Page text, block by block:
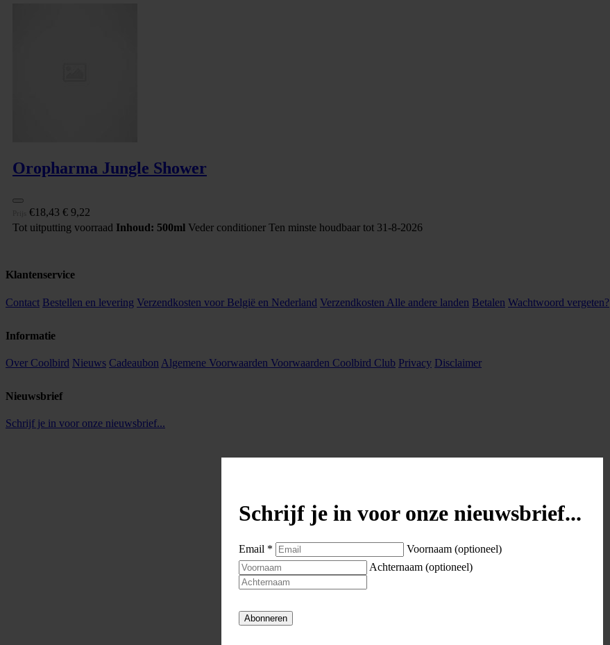
Oropharma Jungle Shower
€18,43 € 9,22
Tot uitputting voorraad Inhoud: 500ml Veder conditioner Ten minste houdbaar tot 31-8-2026
Klantenservice
Contact Bestellen en levering Verzendkosten voor België en Nederland Verzendkosten Alle andere landen Betalen Wachtwoord vergeten?
Informatie
Over Coolbird Nieuws Cadeaubon Algemene Voorwaarden Voorwaarden Coolbird Club Privacy Disclaimer
Nieuwsbrief
Schrijf je in voor onze nieuwsbrief...
Schrijf je in voor onze nieuwsbrief...
Email *
Voornaam (optioneel)
Achternaam (optioneel)
Abonneren